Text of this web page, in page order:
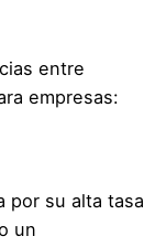
entre
empresas:
por su alta tasa
un